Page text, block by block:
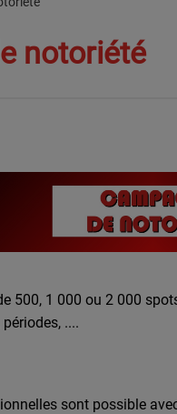
notoriété
500, 1 000 ou 2 000
....
sont possible